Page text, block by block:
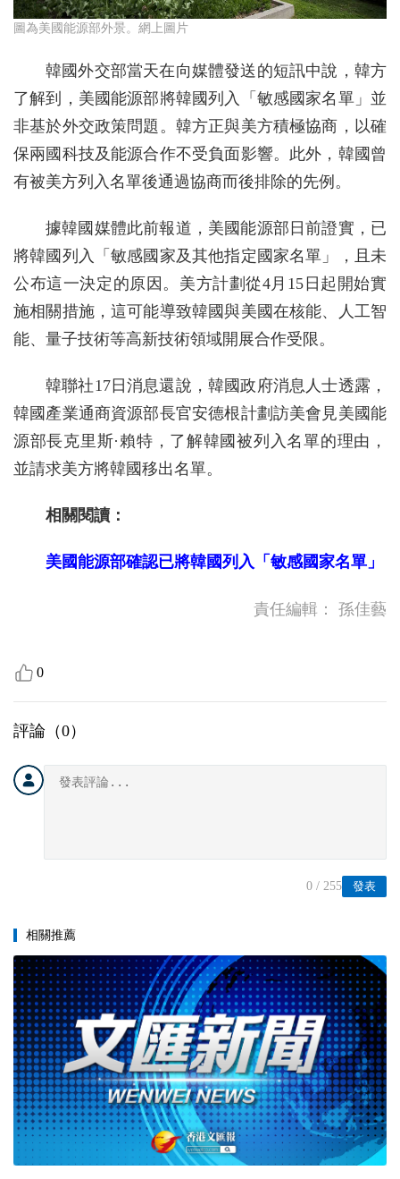
圖為美國能源部外景。網上圖片
韓國外交部當天在向媒體發送的短訊中說，韓方
了解到，美國能源部將韓國列入「敏感國家名單」並
非基於外交政策問題。韓方正與美方積極協商，以確
保兩國科技及能源合作不受負面影響。此外，韓國曾
有被美方列入名單後通過協商而後排除的先例。
據韓國媒體此前報道，美國能源部日前證實，已
將韓國列入「敏感國家及其他指定國家名單」，且未
公布這一決定的原因。美方計劃從4月15日起開始實
施相關措施，這可能導致韓國與美國在核能、人工智
能、量子技術等高新技術領域開展合作受限。
韓聯社17日消息還說，韓國政府消息人士透露，
韓國產業通商資源部長官安德根計劃訪美會見美國能
源部長克里斯·賴特，了解韓國被列入名單的理由，
並請求美方將韓國移出名單。
相關閱讀：
美國能源部確認已將韓國列入「敏感國家名單」
責任編輯： 孫佳藝
0
評論（0）
發表
0 / 255
相關推薦